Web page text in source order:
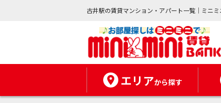
古井駅の賃貸マンション・アパート一覧｜ミニ
エリアから探す